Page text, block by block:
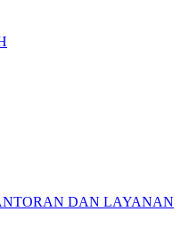
DAN LAYANAN